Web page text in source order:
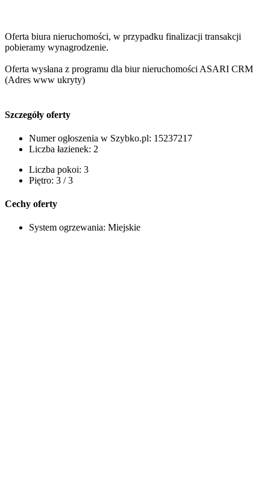
Oferta biura nieruchomości, w przypadku finalizacji transakcji
pobieramy wynagrodzenie.
Oferta wysłana z programu dla biur nieruchomości ASARI CRM
(Adres www ukryty)
Szczegóły oferty
Numer ogłoszenia w Szybko.pl: 15237217
Liczba łazienek: 2
Liczba pokoi: 3
Piętro: 3 / 3
Cechy oferty
System ogrzewania: Miejskie